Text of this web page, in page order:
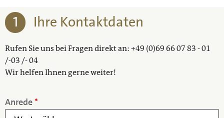
1 Ihre Kontaktdaten
Rufen Sie uns bei Fragen direkt an: +49 (0)69 66 07 83 - 01
/-03 /- 04
Wir helfen Ihnen gerne weiter!
Anrede*